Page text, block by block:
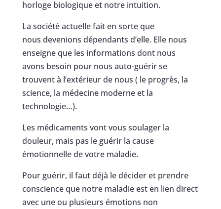
horloge biologique et notre intuition.
La société actuelle fait en sorte que
nous devenions dépendants d’elle. Elle nous
enseigne que les informations dont nous
avons besoin pour nous auto-guérir se
trouvent à l’extérieur de nous ( le progrès, la
science, la médecine moderne et la
technologie…).
Les médicaments vont vous soulager la
douleur, mais pas le guérir la cause
émotionnelle de votre maladie.
Pour guérir, il faut déjà le décider et prendre
conscience que notre maladie est en lien direct
avec une ou plusieurs émotions non